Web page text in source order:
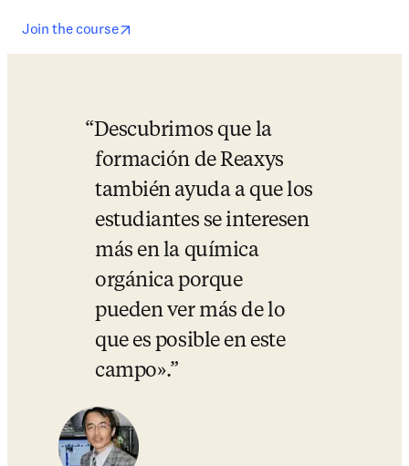
Join the course
Descubrimos que la
formación de Reaxys
también ayuda a que los
estudiantes se interesen
más en la química
orgánica porque
pueden ver más de lo
que es posible en este
campo».